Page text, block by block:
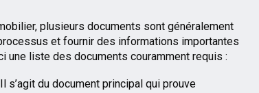
plusieurs documents sont généralement
et fournir des informations importantes
une liste des documents couramment requis :
s’agit du document principal qui prouve